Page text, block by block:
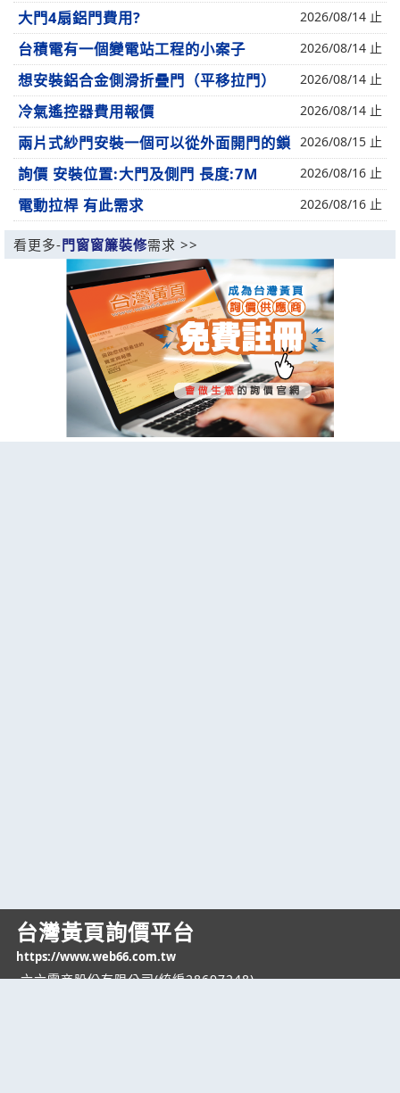
大門4扇鋁門費用? 2026/08/14 止
台積電有一個變電站工程的小案子 2026/08/14 止
想安裝鋁合金側滑折疊門（平移拉門） 2026/08/14 止
冷氣遙控器費用報價 2026/08/14 止
兩片式紗門安裝一個可以從外面開門的鎖 2026/08/15 止
詢價 安裝位置:大門及側門 長度:7M 2026/08/16 止
電動拉桿 有此需求 2026/08/16 止
看更多-門窗窗簾裝修需求 >>
台灣黃頁詢價平台
https://www.web66.com.tw
六六電商股份有限公司(統編28697248)